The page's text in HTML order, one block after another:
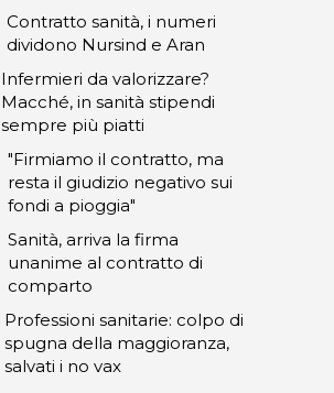
Contratto sanità, i numeri
dividono Nursind e Aran
Infermieri da valorizzare?
Macché, in sanità stipendi
sempre più piatti
"Firmiamo il contratto, ma
resta il giudizio negativo sui
fondi a pioggia"
Sanità, arriva la firma
unanime al contratto di
comparto
Professioni sanitarie: colpo di
spugna della maggioranza,
salvati i no vax